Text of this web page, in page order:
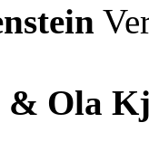
& Ola